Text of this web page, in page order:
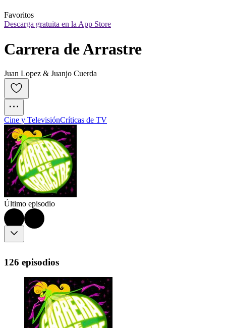
Favoritos
Descarga gratuita en la App Store
Carrera de Arrastre
Juan Lopez & Juanjo Cuerda
Cine y TelevisiónCríticas de TV
Último episodio
126 episodios